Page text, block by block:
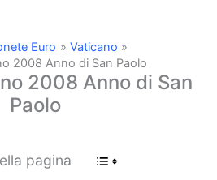
Euro
Vaticano
2008 Anno di San Paolo
2008 Anno di San
Paolo
pagina